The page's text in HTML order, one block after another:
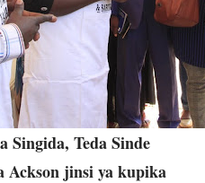
Singida, Teda Sinde
Ackson jinsi ya kupika